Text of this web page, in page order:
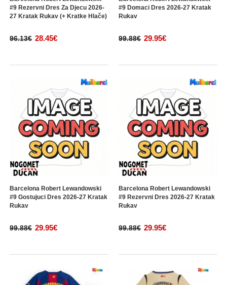
#9 Rezervni Dres Za Djecu 2026-
27 Kratak Rukav (+ Kratke Hlače)
96.13€ 28.45€
#9 Domaci Dres 2026-27 Kratak
Rukav
99.88€ 29.95€
Barcelona Robert Lewandowski
#9 Gostujuci Dres 2026-27 Kratak
Rukav
99.88€ 29.95€
Barcelona Robert Lewandowski
#9 Rezervni Dres 2026-27 Kratak
Rukav
99.88€ 29.95€